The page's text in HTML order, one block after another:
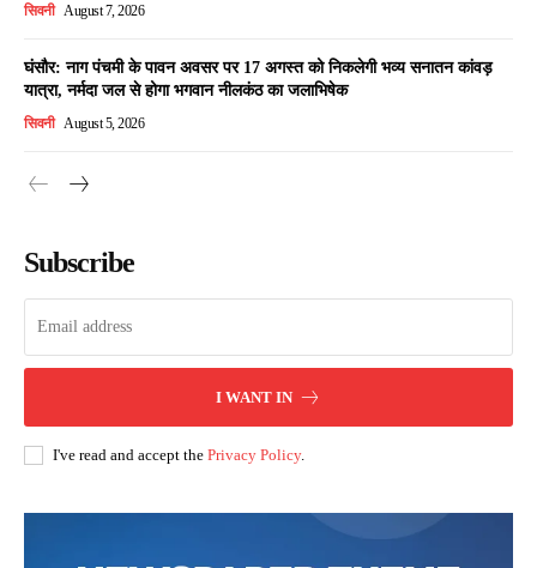
सिवनी August 7, 2026
घंसौर: नाग पंचमी के पावन अवसर पर 17 अगस्त को निकलेगी भव्य सनातन कांवड़
यात्रा, नर्मदा जल से होगा भगवान नीलकंठ का जलाभिषेक
सिवनी August 5, 2026
Subscribe
I WANT IN
I've read and accept the Privacy Policy.